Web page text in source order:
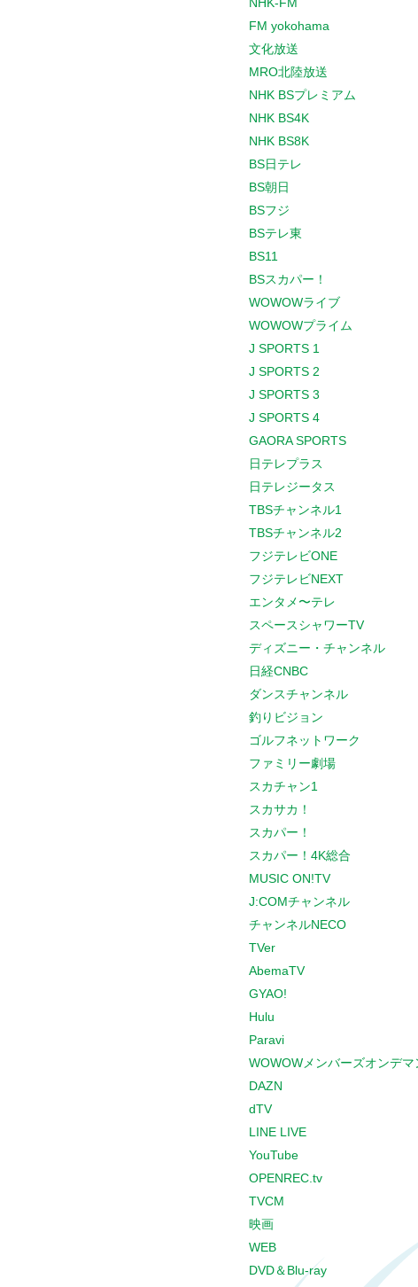
FM yokohama
文化放送
MRO北陸放送
NHK BSプレミアム
NHK BS4K
NHK BS8K
BS日テレ
BS朝日
BSフジ
BSテレ東
BS11
BSスカパー！
WOWOWライブ
WOWOWプライム
J SPORTS 1
J SPORTS 2
J SPORTS 3
J SPORTS 4
GAORA SPORTS
日テレプラス
日テレジータス
TBSチャンネル1
TBSチャンネル2
フジテレビONE
フジテレビNEXT
エンタメ〜テレ
スペースシャワーTV
ディズニー・チャンネル
日経CNBC
ダンスチャンネル
釣りビジョン
ゴルフネットワーク
ファミリー劇場
スカチャン1
スカサカ！
スカパー！
スカパー！4K総合
MUSIC ON!TV
J:COMチャンネル
チャンネルNECO
TVer
AbemaTV
GYAO!
Hulu
Paravi
WOWOWメンバーズオンデマ
DAZN
dTV
LINE LIVE
YouTube
OPENREC.tv
TVCM
映画
WEB
DVD＆Blu-ray